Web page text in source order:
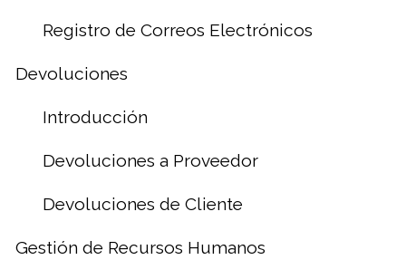
Registro de Correos Electrónicos
Devoluciones
Introducción
Devoluciones a Proveedor
Devoluciones de Cliente
Gestión de Recursos Humanos